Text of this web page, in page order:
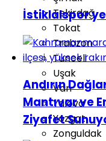
Tekirdağ
Tokat
Trabzon
Tunceli
Uşak
Van
Yalova
Yozgat
Zonguldak
İstiklalspor
Andırın
Mantıvar ve
Ziyafet